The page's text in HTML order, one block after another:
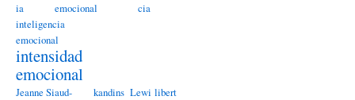
ia
emocional
cia
inteligencia
emocional
intensidad
emocional
Jeanne Siaud-
kandins Lewi libert